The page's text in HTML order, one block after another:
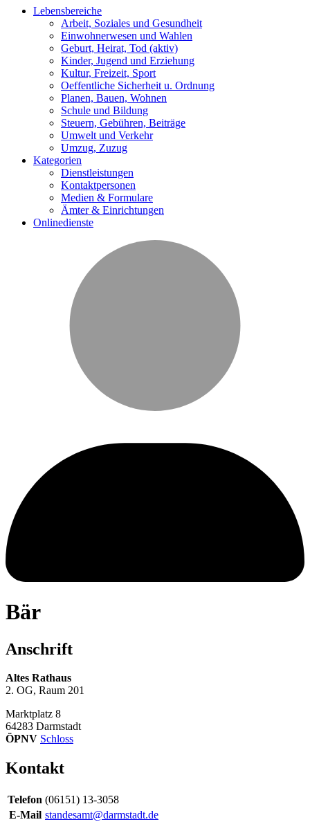
Lebensbereiche
Arbeit, Soziales und Gesundheit
Einwohnerwesen und Wahlen
Geburt, Heirat, Tod (aktiv)
Kinder, Jugend und Erziehung
Kultur, Freizeit, Sport
Oeffentliche Sicherheit u. Ordnung
Planen, Bauen, Wohnen
Schule und Bildung
Steuern, Gebühren, Beiträge
Umwelt und Verkehr
Umzug, Zuzug
Kategorien
Dienstleistungen
Kontaktpersonen
Medien & Formulare
Ämter & Einrichtungen
Onlinedienste
Bär
Anschrift
Altes Rathaus
2. OG, Raum 201
Marktplatz 8
64283 Darmstadt
ÖPNV Schloss
Kontakt
Telefon (06151) 13-3058
E-Mail standesamt@darmstadt.de